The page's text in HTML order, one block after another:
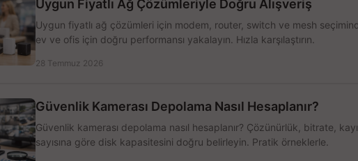
Uygun Fiyatlı Ağ Çözümleriyle Doğru Alışveriş
Uygun fiyatlı ağ çözümleri için modem, router, switch ve mesh
ev ve ofis için doğru performansı yakalayın. Hızla karşılaştırın.
28 Temmuz 2026
Güvenlik Kamerası Depolama Nasıl Hesaplanır?
Güvenlik kamerası depolama nasıl hesaplanır? Çözünürlük, bitrate,
sayısına göre disk kapasitesini doğru belirleyin. Pratik örneklerle.